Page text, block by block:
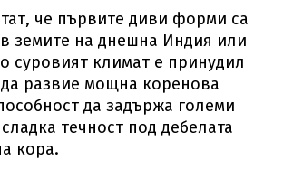
че първите диви форми са
земите на днешна Индия или
суровият климат е принудил
да развие мощна коренова
да задържа големи
течност под дебелата
кора.